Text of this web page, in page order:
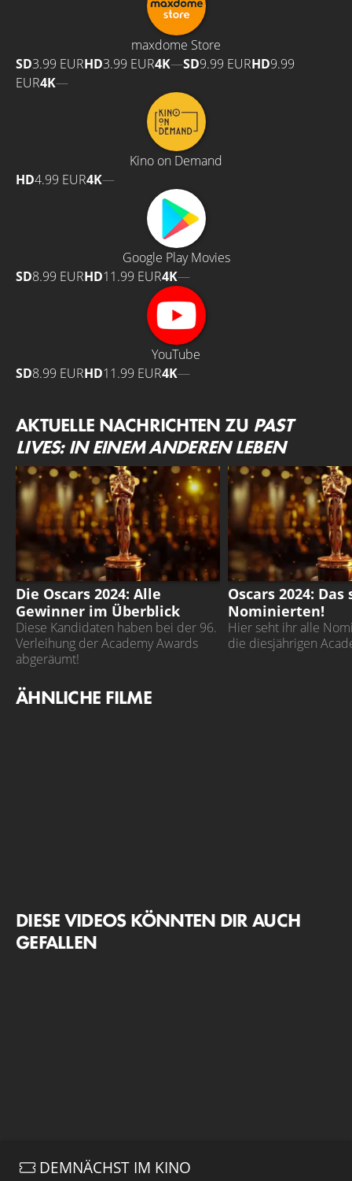
maxdome Store
SD3.99 EURHD3.99 EUR4K—SD9.99 EURHD9.99
EUR4K—
Kino on Demand
HD4.99 EUR4K—
Google Play Movies
SD8.99 EURHD11.99 EUR4K—
YouTube
SD8.99 EURHD11.99 EUR4K—
AKTUELLE NACHRICHTEN ZU PAST
LIVES: IN EINEM ANDEREN LEBEN
OSCARS
Die Oscars 2024: Alle
Gewinner im Überblick
Diese Kandidaten haben bei der 96.
Verleihung der Academy Awards
abgeräumt!
OSCARS
Oscars 2024:
Nominierten!
Hier seht ihr alle
die diesjährigen
ÄHNLICHE FILME
DIESE VIDEOS KÖNNTEN DIR AUCH
GEFALLEN
DEMNÄCHST IM KINO